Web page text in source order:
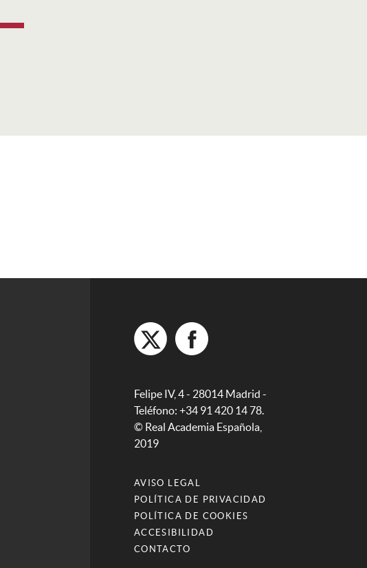
Felipe IV, 4 - 28014 Madrid -
Teléfono: +34 91 420 14 78.
© Real Academia Española,
2019
AVISO LEGAL
POLÍTICA DE PRIVACIDAD
POLÍTICA DE COOKIES
ACCESIBILIDAD
CONTACTO